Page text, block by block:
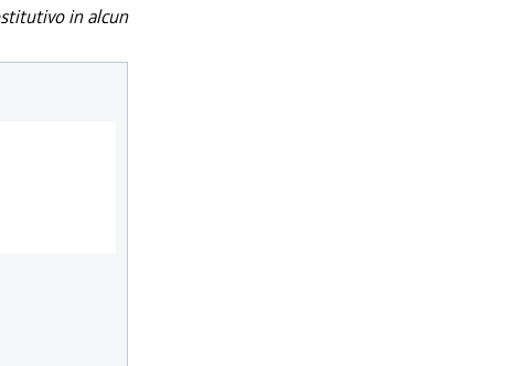
in alcun